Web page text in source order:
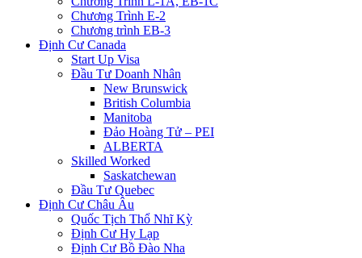
Chương Trình E-2
Chương trình EB-3
Định Cư Canada
Start Up Visa
Đầu Tư Doanh Nhân
New Brunswick
British Columbia
Manitoba
Đảo Hoàng Tử – PEI
ALBERTA
Skilled Worked
Saskatchewan
Đầu Tư Quebec
Định Cư Châu Âu
Quốc Tịch Thổ Nhĩ Kỳ
Định Cư Hy Lạp
Định Cư Bồ Đào Nha